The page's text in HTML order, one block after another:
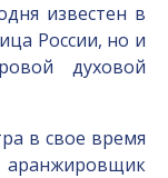
известен в
России, но и
духовой
в свое время